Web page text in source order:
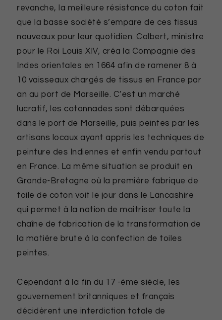
revanche, la meilleure résistance du coton fait
que la basse société s’empare de ces tissus
nouveaux pour leur quotidien. Colbert, ministre
pour le Roi Louis XIV, créa la Compagnie des
Indes orientales en 1664 afin de ramener 8 à
10 vaisseaux chargés de tissus en France par
an au port de Marseille. C’est un marché
lucratif, les cotonnades sont débarquées
dans le port de Marseille, puis peintes par les
artisans locaux ayant appris les techniques de
peinture des Indiennes et enfin vendu partout
en France. La même situation se produit en
Grande-Bretagne où la première fabrique de
toile de coton voit le jour dans le Lancashire
qui permet à la nation de maitriser toute la
chaîne de fabrication de la transformation de
la matière brute à la confection de toiles
peintes.
Cependant à la fin du 17 -ème siècle, les
gouvernement britanniques et français
décidèrent une interdiction totale de